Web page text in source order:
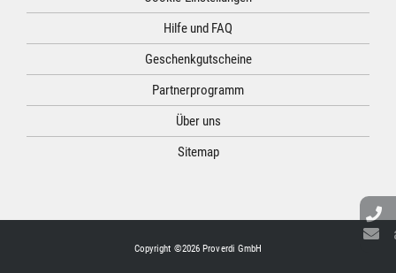
Hilfe und FAQ
Geschenkgutscheine
Partnerprogramm
Über uns
Sitemap
Copyright ©2026 Proverdi GmbH